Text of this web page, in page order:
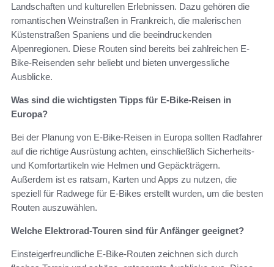
Landschaften und kulturellen Erlebnissen. Dazu gehören die
romantischen Weinstraßen in Frankreich, die malerischen
Küstenstraßen Spaniens und die beeindruckenden
Alpenregionen. Diese Routen sind bereits bei zahlreichen E-
Bike-Reisenden sehr beliebt und bieten unvergessliche
Ausblicke.
Was sind die wichtigsten Tipps für E-Bike-Reisen in
Europa?
Bei der Planung von E-Bike-Reisen in Europa sollten Radfahrer
auf die richtige Ausrüstung achten, einschließlich Sicherheits-
und Komfortartikeln wie Helmen und Gepäckträgern.
Außerdem ist es ratsam, Karten und Apps zu nutzen, die
speziell für Radwege für E-Bikes erstellt wurden, um die besten
Routen auszuwählen.
Welche Elektrorad-Touren sind für Anfänger geeignet?
Einsteigerfreundliche E-Bike-Routen zeichnen sich durch